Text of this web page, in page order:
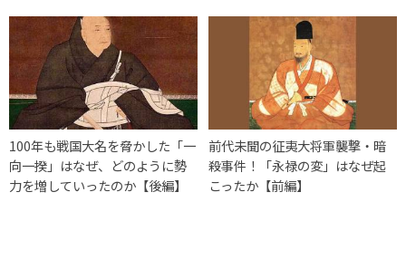
100年も戦国大名を脅かした「一
向一揆」はなぜ、どのように勢
力を増していったのか【後編】
前代未聞の征夷大将軍襲撃・暗
殺事件！「永禄の変」はなぜ起
こったか【前編】